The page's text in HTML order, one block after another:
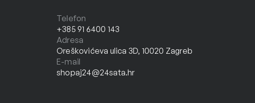
Telefon
+385 91 6400 143
Adresa
Oreškovićeva ulica 3D, 10020 Zagreb
E-mail
shopaj24@24sata.hr